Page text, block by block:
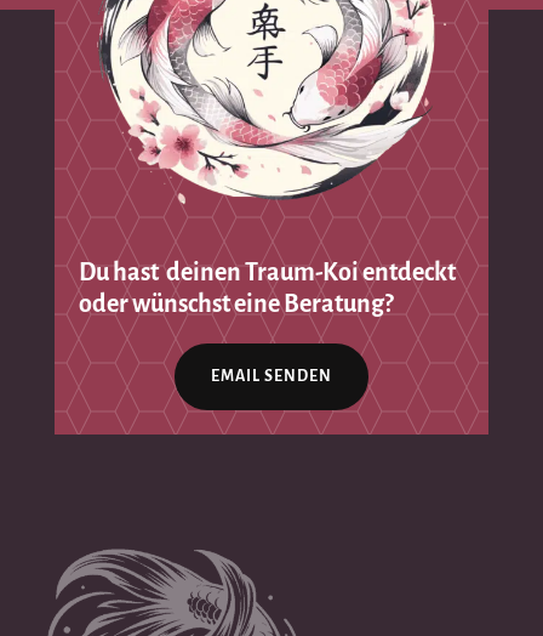
Du hast deinen Traum-Koi entdeckt
oder wünschst eine Beratung?
EMAIL SENDEN